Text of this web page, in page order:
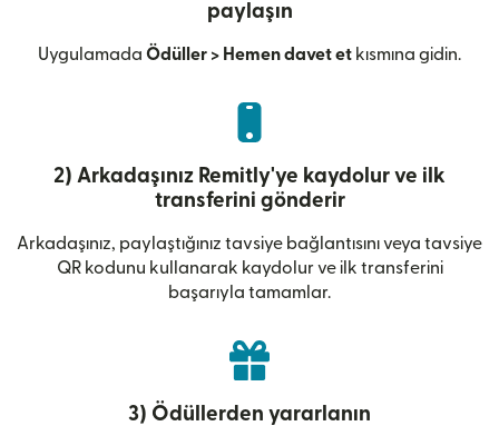
paylaşın
Uygulamada Ödüller > Hemen davet et kısmına gidin.
2) Arkadaşınız Remitly'ye kaydolur ve ilk
transferini gönderir
Arkadaşınız, paylaştığınız tavsiye bağlantısını veya tavsiye
QR kodunu kullanarak kaydolur ve ilk transferini
başarıyla tamamlar.
3) Ödüllerden yararlanın